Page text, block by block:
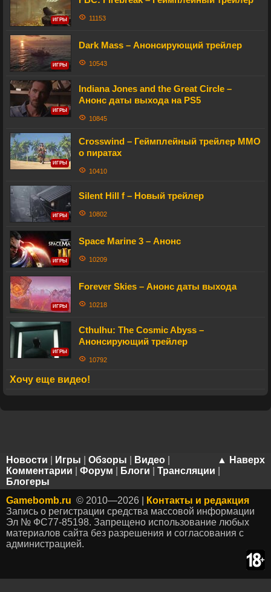
ИГРЫ 11153
ИГРЫ
Dark Mass – Анонсирующий трейлер
10543
ИГРЫ
Indiana Jones and the Great Circle –
Анонс даты выхода на PS5
10845
ИГРЫ
Crosswind – Геймплейный трейлер MMO
о пиратах
10410
ИГРЫ
Silent Hill f – Новый трейлер
10802
ИГРЫ
Space Marine 3 – Анонс
10209
ИГРЫ
Forever Skies – Анонс даты выхода
10218
ИГРЫ
Cthulhu: The Cosmic Abyss –
Анонсирующий трейлер
10792
Хочу еще видео!
▲ Наверх
Новости Игры Обзоры Видео
Комментарии
Форум Блоги Трансляции
Блогеры
Gamebomb.ru © 2010—2026 |
Контакты и редакция
Запись о регистрации средства массовой информации
Эл № ФС77-85198. Запрещено использование любых
материалов сайта без разрешения и согласования с
администрацией.